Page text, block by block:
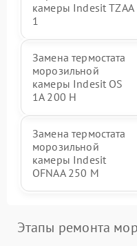
камеры Indesit TZAA
1
Замена термостата
морозильной
камеры Indesit OS
1A 200 H
Замена термостата
морозильной
камеры Indesit
OFNAA 250 M
Этапы ремонта